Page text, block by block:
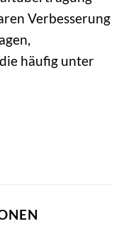
Verbesserung
häufig unter